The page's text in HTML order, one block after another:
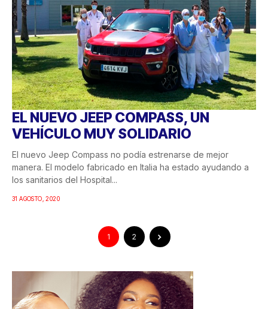
EL NUEVO JEEP COMPASS, UN
VEHÍCULO MUY SOLIDARIO
El nuevo Jeep Compass no podía estrenarse de mejor
manera. El modelo fabricado en Italia ha estado ayudando a
los sanitarios del Hospital...
31 AGOSTO, 2020
1 2